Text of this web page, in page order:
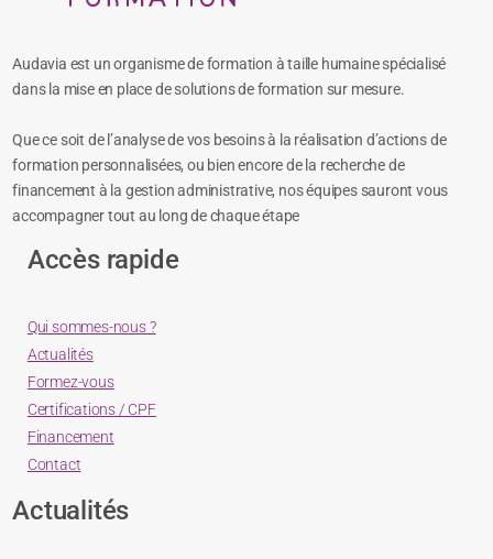
Audavia est un organisme de formation à taille humaine spécialisé
dans la mise en place de solutions de formation sur mesure.
Que ce soit de l’analyse de vos besoins à la réalisation d’actions de
formation personnalisées, ou bien encore de la recherche de
financement à la gestion administrative, nos équipes sauront vous
accompagner tout au long de chaque étape
Accès rapide
Qui sommes-nous ?
Actualités
Formez-vous
Certifications / CPF
Financement
Contact
Actualités